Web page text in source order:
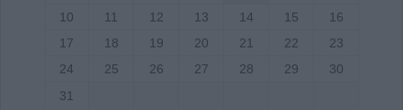
10
11 12 13 14 15
16
17
18 19 20 21 22
23
24
25 26 27 28 29
30
31